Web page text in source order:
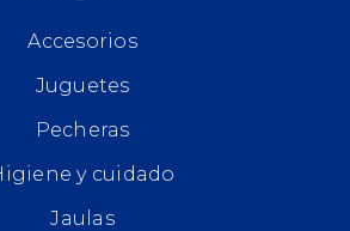
Accesorios
Juguetes
Pecheras
y cuidado
Jaulas